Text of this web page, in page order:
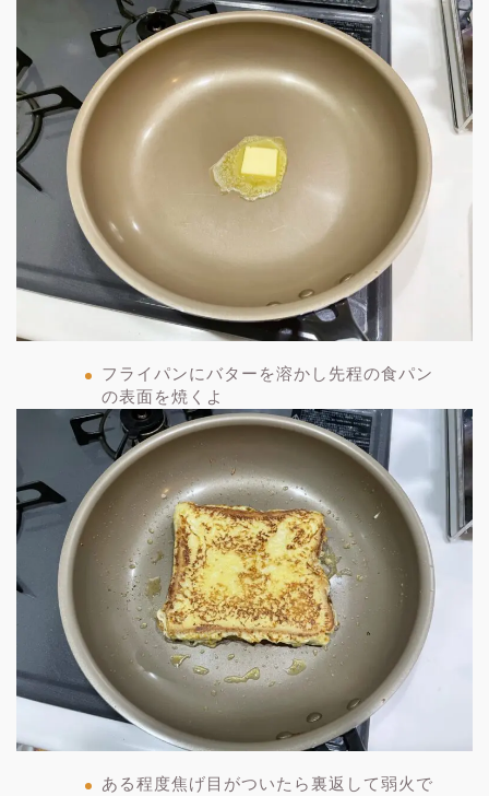
フライパンにバターを溶かし先程の食パン
の表面を焼くよ
ある程度焦げ目がついたら裏返して弱火で